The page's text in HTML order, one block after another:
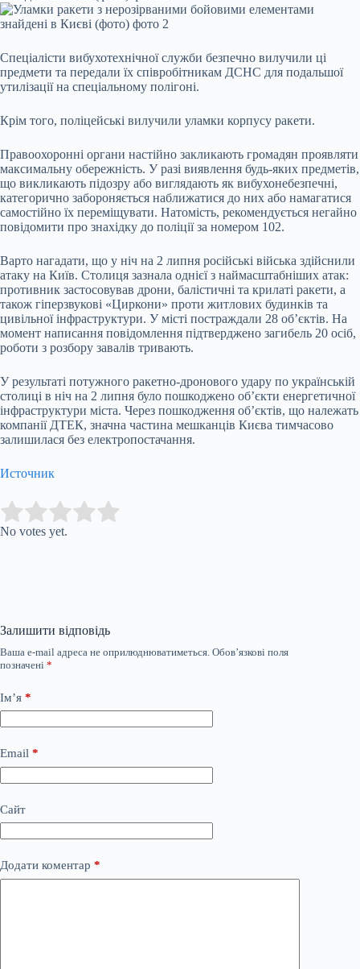
Спеціалісти вибухотехнічної служби безпечно вилучили ці
предмети та передали їх співробітникам ДСНС для подальшої
утилізації на спеціальному полігоні.
Крім того, поліцейські вилучили уламки корпусу ракети.
Правоохоронні органи настійно закликають громадян проявляти
максимальну обережність. У разі виявлення будь-яких предметів,
що викликають підозру або виглядають як вибухонебезпечні,
категорично забороняється наближатися до них або намагатися
самостійно їх переміщувати. Натомість, рекомендується негайно
повідомити про знахідку до поліції за номером 102.
Варто нагадати, що у ніч на 2 липня російські війська здійснили
атаку на Київ. Столиця зазнала однієї з наймасштабніших атак:
противник застосовував дрони, балістичні та крилаті ракети, а
також гіперзвукові «Циркони» проти житлових будинків та
цивільної інфраструктури. У місті постраждали 28 об’єктів. На
момент написання повідомлення підтверджено загибель 20 осіб,
роботи з розбору завалів тривають.
У результаті потужного ракетно-дронового удару по українській
столиці в ніч на 2 липня було пошкоджено об’єкти енергетичної
інфраструктури міста. Через пошкодження об’єктів, що належать
компанії ДТЕК, значна частина мешканців Києва тимчасово
залишилася без електропостачання.
Источник
Rate this item:
No votes yet.
Залишити відповідь
Ваша e-mail адреса не оприлюднюватиметься. Обов’язкові поля
позначені *
Ім’я *
Email *
Сайт
Додати коментар *